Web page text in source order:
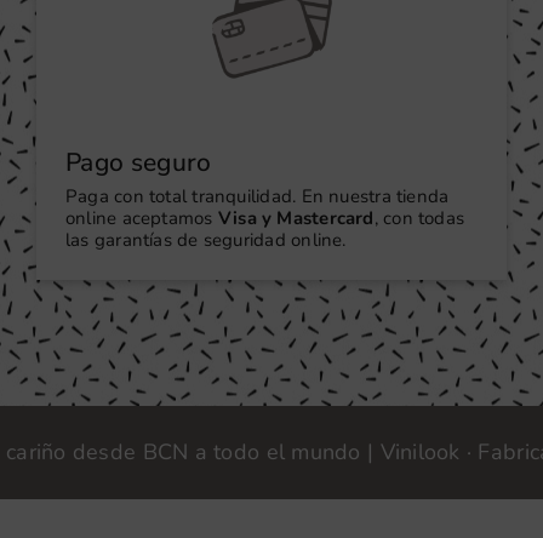
Pago seguro
Paga con total tranquilidad. En nuestra tienda
online aceptamos Visa y Mastercard, con todas
las garantías de seguridad online.
BCN a todo el mundo | Vinilook ·